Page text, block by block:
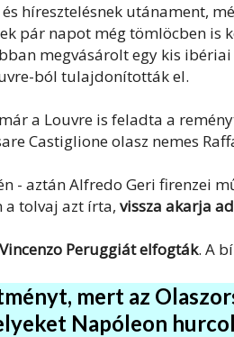
híresztelésnek utánament,
pár napot még tömlöcben is
megvásárolt egy kis
ból tulajdonították el.
a Louvre is feladta a
Castiglione olasz nemes
- aztán Alfredo Geri firenzei
a tolvaj azt írta, vissza akarja
Vincenzo Peruggiát elfogták. A
mert az
Napóleon